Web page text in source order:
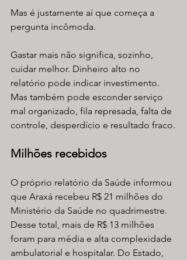
Mas é justamente aí que começa a
pergunta incômoda.
Gastar mais não significa, sozinho,
cuidar melhor. Dinheiro alto no
relatório pode indicar investimento.
Mas também pode esconder serviço
mal organizado, fila represada, falta de
controle, desperdício e resultado fraco.
Milhões recebidos
O próprio relatório da Saúde informou
que Araxá recebeu R$ 21 milhões do
Ministério da Saúde no quadrimestre.
Desse total, mais de R$ 13 milhões
foram para média e alta complexidade
ambulatorial e hospitalar. Do Estado,